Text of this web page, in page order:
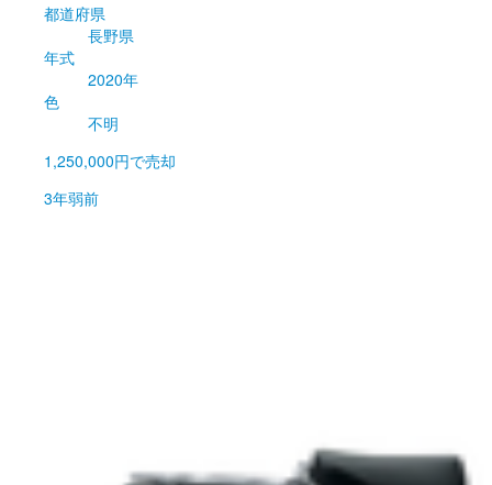
都道府県
長野県
年式
2020年
色
不明
1,250,000円で売却
3年弱前